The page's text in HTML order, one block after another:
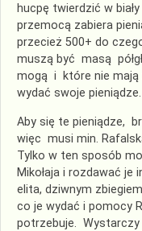
hucpę twierdzić w
przemocą zabiera
przecież 500+ do
muszą być masą
mogą i które nie mają
wydać swoje pieniądze.
Aby się te pieniądze,
więc musi min.
Tylko w ten sposób
Mikołaja i rozdawać je
elita, dziwnym
co je wydać i pomocy
potrzebuje.